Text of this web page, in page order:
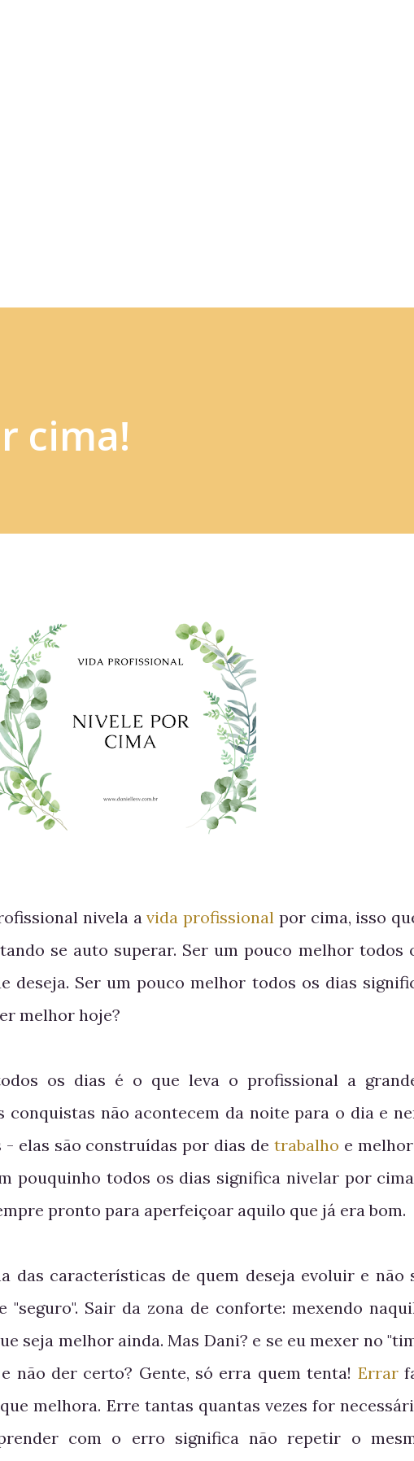
cima!
nivela avida profissional por cima, isso
se auto superar. Ser um pouco melhor todos
deseja. Ser um pouco melhor todos os dias
melhor hoje?
os dias é o que leva o profissional a
conquistas não acontecem da noite para o dia e
- elas são construídas por dias detrabalho e
pouquinho todos os dias significa nivelar por
pronto para aperfeiçoar aquilo que já era bom.
das características de quem deseja evoluir e não
"seguro". Sair da zona de conforte: mexendo
seja melhor ainda. Mas Dani? e se eu mexer no
não der certo? Gente, só erra quem tenta! Errar
melhora. Erre tantas quantas vezes for
com o erro significa não repetir o